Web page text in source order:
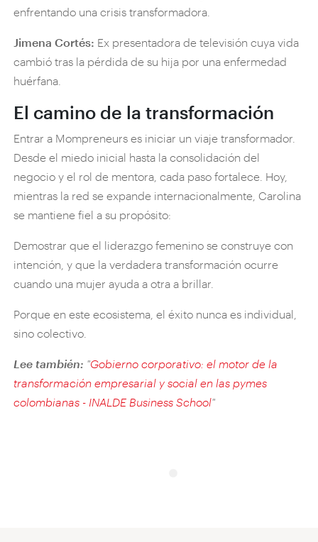
enfrentando una crisis transformadora.
Jimena Cortés: Ex presentadora de televisión cuya vida
cambió tras la pérdida de su hija por una enfermedad
huérfana.
El camino de la transformación
Entrar a Mompreneurs es iniciar un viaje transformador.
Desde el miedo inicial hasta la consolidación del
negocio y el rol de mentora, cada paso fortalece. Hoy,
mientras la red se expande internacionalmente, Carolina
se mantiene fiel a su propósito:
Demostrar que el liderazgo femenino se construye con
intención, y que la verdadera transformación ocurre
cuando una mujer ayuda a otra a brillar.
Porque en este ecosistema, el éxito nunca es individual,
sino colectivo.
Lee también: "Gobierno corporativo: el motor de la
transformación empresarial y social en las pymes
colombianas - INALDE Business School"